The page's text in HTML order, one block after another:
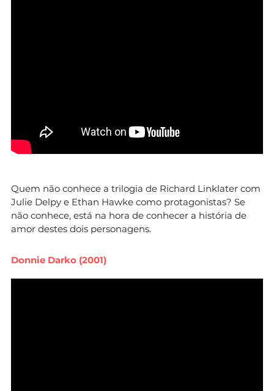
Quem não conhece a trilogia de Richard Linklater com
Julie Delpy e Ethan Hawke como protagonistas? Se
não conhece, está na hora de conhecer a história de
amor destes dois personagens.
Donnie Darko (2001)